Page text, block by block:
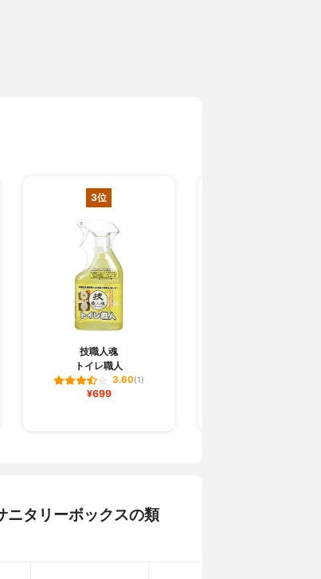
3位
技職人魂
トイレ職人
3.60(1)
¥699
ニタリーボックスの類